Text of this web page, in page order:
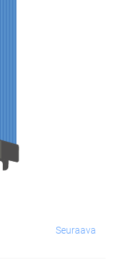
Seuraava